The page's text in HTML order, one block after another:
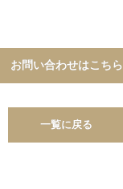
お問い合わせはこちら
一覧に戻る